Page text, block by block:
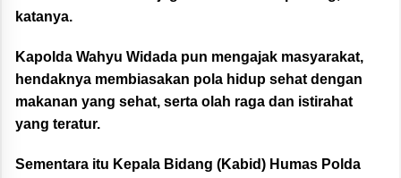
katanya.
Kapolda Wahyu Widada pun mengajak masyarakat,
hendaknya membiasakan pola hidup sehat dengan
makanan yang sehat, serta olah raga dan istirahat
yang teratur.
Sementara itu Kepala Bidang (Kabid) Humas Polda